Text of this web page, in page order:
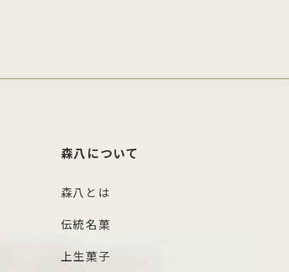
森八について
森八とは
伝統名菓
上生菓子